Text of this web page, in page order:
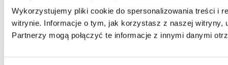
Wykorzystujemy pliki cookie do spersonalizowania treści i
witrynie. Informacje o tym, jak korzystasz z naszej witryny,
Partnerzy mogą połączyć te informacje z innymi danymi